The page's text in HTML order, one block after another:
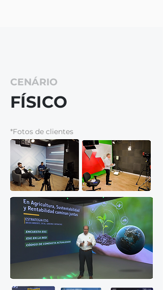
CENÁRIO
FÍSICO
*Fotos de clientes